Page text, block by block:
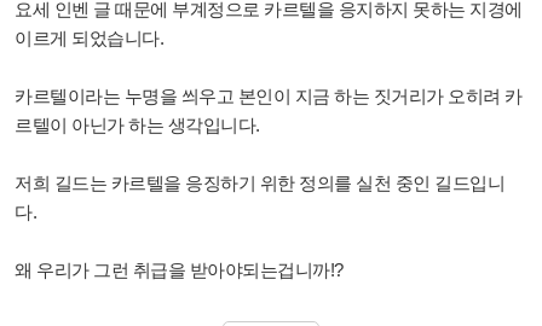
요세 인벤 글 때문에 부계정으로 카르텔을 응지하지 못하는 지경에
이르게 되었습니다.
카르텔이라는 누명을 씌우고 본인이 지금 하는 짓거리가 오히려 카
르텔이 아닌가 하는 생각입니다.
저희 길드는 카르텔을 응징하기 위한 정의를 실천 중인 길드입니
다.
왜 우리가 그런 취급을 받아야되는겁니까!?